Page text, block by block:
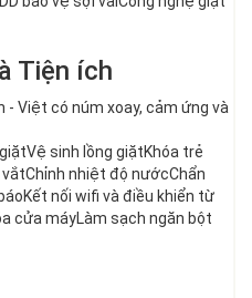
Tiện ích
- Việt có núm xoay, cảm ứng và
sinh lồng giặtKhóa trẻ
vắtChỉnh nhiệt độ nướcChẩn
Kết nối wifi và điều khiển từ
cửa máyLàm sạch ngăn bột